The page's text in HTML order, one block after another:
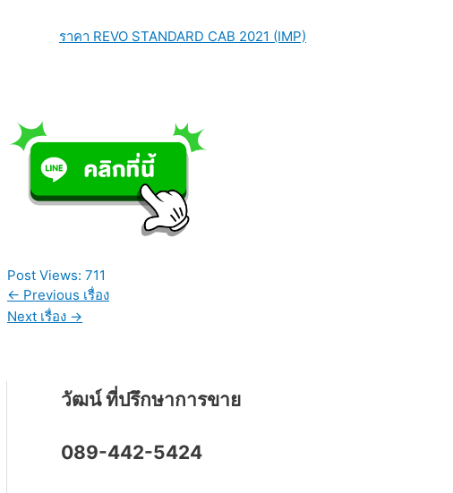
ราคา REVO STANDARD CAB 2021 (IMP)
Post Views: 711
← Previous เรื่อง
Next เรื่อง →
วัฒน์ ที่ปรึกษาการขาย
089-442-5424